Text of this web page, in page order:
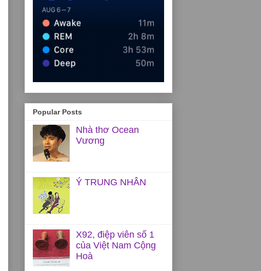
Popular Posts
Nhà thơ Ocean
Vương
Ý TRUNG NHÂN
X92, điệp viên số 1
của Việt Nam Cộng
Hoà